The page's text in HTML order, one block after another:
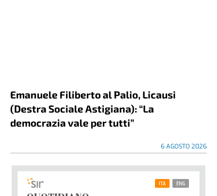
Emanuele Filiberto al Palio, Licausi
(Destra Sociale Astigiana): “La
democrazia vale per tutti”
6 AGOSTO 2026